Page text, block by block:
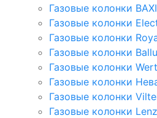
Газовые колонки BAXI
Газовые колонки
Газовые колонки
Газовые колонки Ballu
Газовые колонки
Газовые колонки
Газовые колонки
Газовые колонки